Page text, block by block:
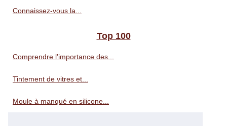
Connaissez-vous la...
Top 100
Comprendre l'importance des...
Tintement de vitres et...
Moule à manqué en silicone...